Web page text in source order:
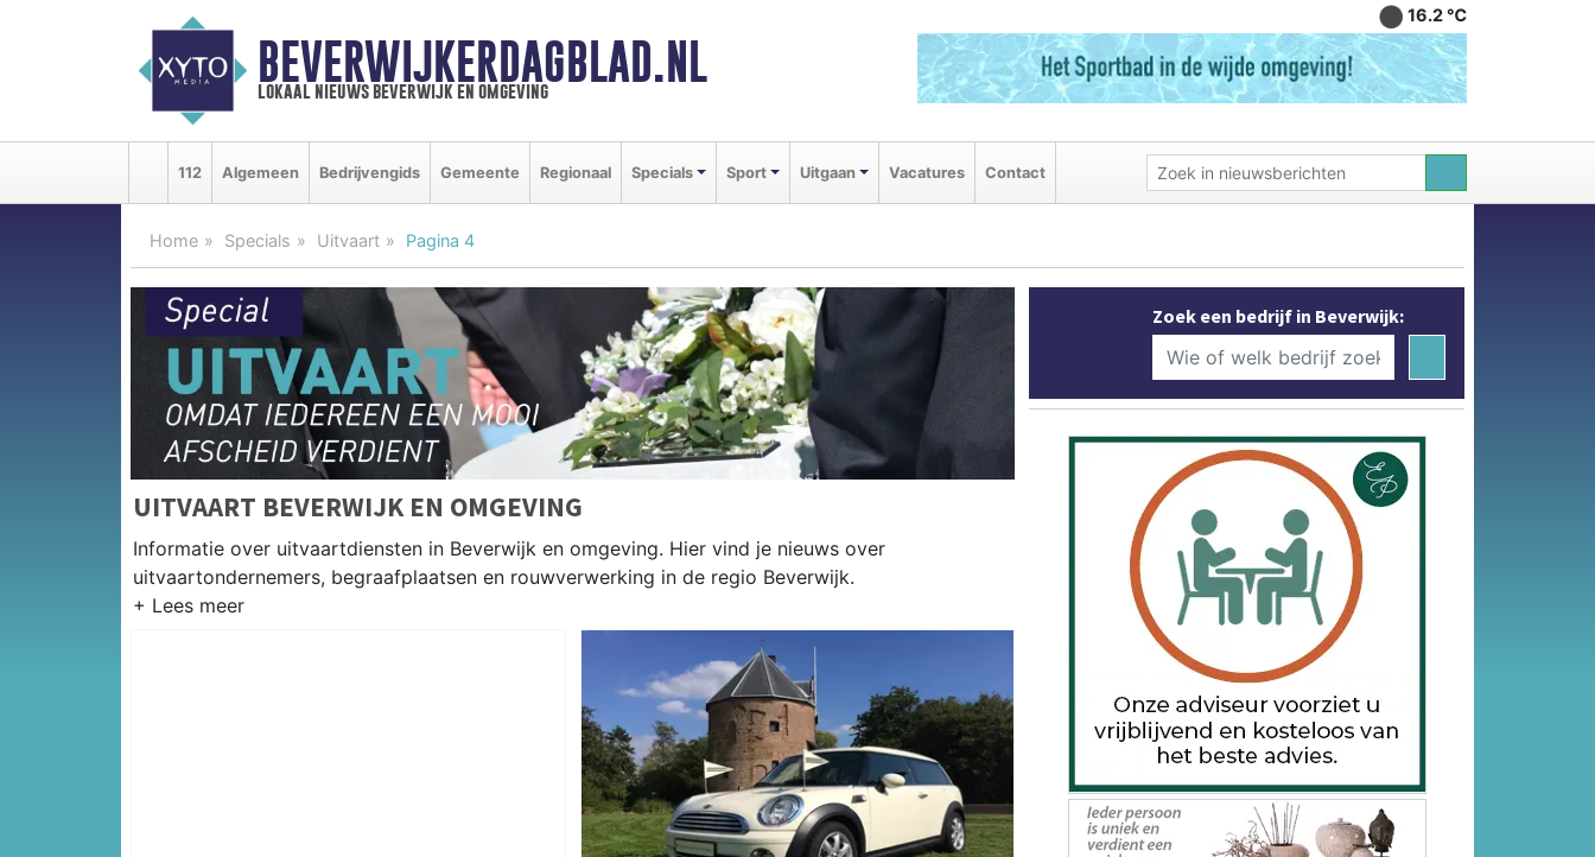
BEVERWIJKERDAGBLAD.NL
lokaal nieuws beverwijk en omgeving
16.2 ℃
112 Algemeen Bedrijvengids Gemeente Regionaal Specials Sport Uitgaan Vacatures Contact
Home Specials Uitvaart Pagina 4
UITVAART BEVERWIJK EN OMGEVING
Informatie over uitvaartdiensten in Beverwijk en omgeving. Hier vind je nieuws over
uitvaartondernemers, begraafplaatsen en rouwverwerking in de regio Beverwijk.
Zoek een bedrijf in Beverwijk: